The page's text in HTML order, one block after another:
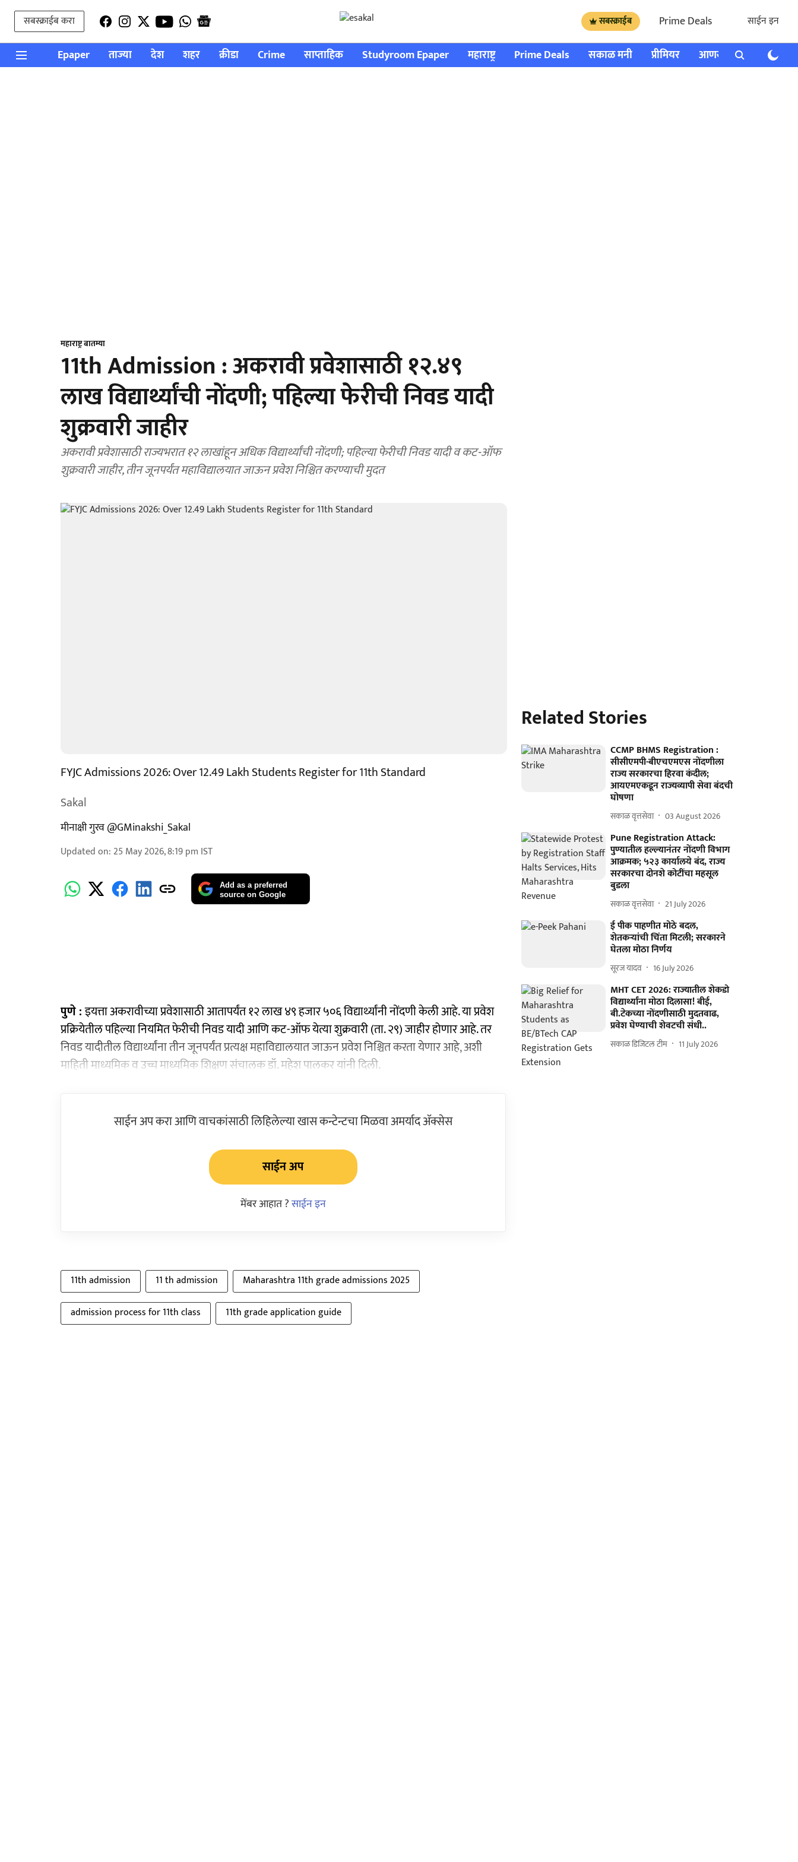
सबस्क्राईब करा सबस्क्राईब Prime Deals साईन इन
Epaper ताज्या देश शहर क्रीडा Crime साप्ताहिक Studyroom Epaper महाराष्ट्र Prime Deals सकाळ मनी प्रीमियर आणखी राशी भविष्य
महाराष्ट्र बातम्या
11th Admission : अकरावी प्रवेशासाठी १२.४९
लाख विद्यार्थ्यांची नोंदणी; पहिल्या फेरीची निवड यादी
शुक्रवारी जाहीर
अकरावी प्रवेशासाठी राज्यभरात १२ लाखांहून अधिक विद्यार्थ्यांची नोंदणी; पहिल्या फेरीची निवड यादी व कट-ऑफ
शुक्रवारी जाहीर, तीन जूनपर्यंत महाविद्यालयात जाऊन प्रवेश निश्चित करण्याची मुदत
FYJC Admissions 2026: Over 12.49 Lakh Students Register for 11th Standard
Sakal
मीनाक्षी गुरव @GMinakshi_Sakal
Updated on: 25 May 2026, 8:19 pm IST
Add as a preferred
source on Google
पुणे :इयत्ता अकरावीच्या प्रवेशासाठी आतापर्यंत १२ लाख ४९ हजार ५०६ विद्यार्थ्यांनी नोंदणी केली आहे. या प्रवेश
प्रक्रियेतील पहिल्या नियमित फेरीची निवड यादी आणि कट-ऑफ येत्या शुक्रवारी (ता. २९) जाहीर होणार आहे. तर
निवड यादीतील विद्यार्थ्यांना तीन जूनपर्यंत प्रत्यक्ष महाविद्यालयात जाऊन प्रवेश निश्चित करता येणार आहे, अशी
माहिती माध्यमिक व उच्च माध्यमिक शिक्षण संचालक डॉ. महेश पालकर यांनी दिली.
साईन अप करा आणि वाचकांसाठी लिहिलेल्या खास कन्टेन्टचा मिळवा अमर्याद ॲक्सेस
साईन अप
मेंबर आहात ?साईन इन
11th admission 11 th admission
Maharashtra 11th grade admissions 2025
admission process for 11th class
11th grade application guide
Related Stories
CCMP BHMS Registration :
सीसीएमपी-बीएचएमएस नोंदणीला
राज्य सरकारचा हिरवा कंदील;
आयएमएकडून राज्यव्यापी सेवा बंदची
घोषणा
सकाळ वृत्तसेवा 03 August 2026
Pune Registration Attack:
पुण्यातील हल्ल्यानंतर नोंदणी विभाग
आक्रमक; ५२३ कार्यालये बंद, राज्य
सरकारचा दोनशे कोटींचा महसूल
बुडला
सकाळ वृत्तसेवा 21 July 2026
ई पीक पाहणीत मोठे बदल,
शेतकऱ्यांची चिंता मिटली; सरकारने
घेतला मोठा निर्णय
सूरज यादव 16 July 2026
MHT CET 2026: राज्यातील शेकडो
विद्यार्थ्यांना मोठा दिलासा! बीई,
बी.टेकच्या नोंदणीसाठी मुदतवाढ,
प्रवेश घेण्याची शेवटची संधी..
सकाळ डिजिटल टीम 11 July 2026